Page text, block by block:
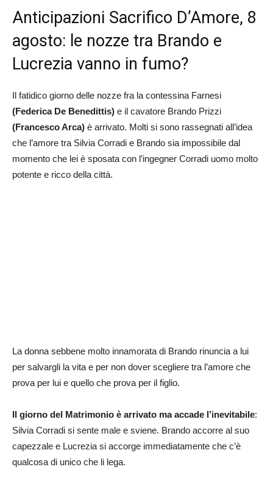
Anticipazioni Sacrifico D’Amore, 8
agosto: le nozze tra Brando e
Lucrezia vanno in fumo?
Il fatidico giorno delle nozze fra la contessina Farnesi
(Federica De Benedittis) e il cavatore Brando Prizzi
(Francesco Arca) è arrivato. Molti si sono rassegnati all’idea
che l’amore tra Silvia Corradi e Brando sia impossibile dal
momento che lei è sposata con l’ingegner Corradi uomo molto
potente e ricco della città.
La donna sebbene molto innamorata di Brando rinuncia a lui
per salvargli la vita e per non dover scegliere tra l’amore che
prova per lui e quello che prova per il figlio.
Il giorno del Matrimonio è arrivato ma accade l’inevitabile:
Silvia Corradi si sente male e sviene. Brando accorre al suo
capezzale e Lucrezia si accorge immediatamente che c’è
qualcosa di unico che li lega.